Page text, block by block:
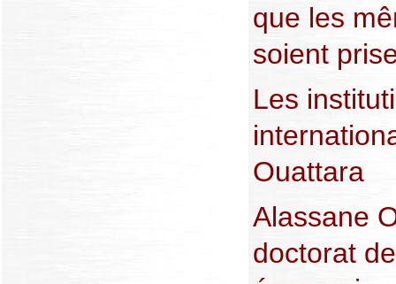
que les
soient
Les
Ouattara
Alassane
doctorat